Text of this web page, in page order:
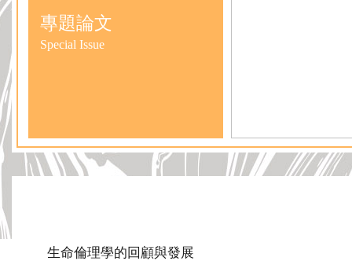
專題論文
Special Issue
生命倫理學的回顧與發展